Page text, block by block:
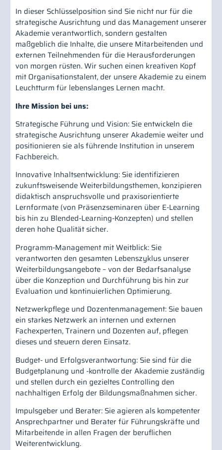
In dieser Schlüsselposition sind Sie nicht nur für die
strategische Ausrichtung und das Management unserer
Akademie verantwortlich, sondern gestalten
maßgeblich die Inhalte, die unsere Mitarbeitenden und
externen Teilnehmenden für die Herausforderungen
von morgen rüsten. Wir suchen einen kreativen Kopf
mit Organisationstalent, der unsere Akademie zu einem
Leuchtturm für lebenslanges Lernen macht.
Ihre Mission bei uns:
Strategische Führung und Vision: Sie entwickeln die
strategische Ausrichtung unserer Akademie weiter und
positionieren sie als führende Institution in unserem
Fachbereich.
Innovative Inhaltsentwicklung: Sie identifizieren
zukunftsweisende Weiterbildungsthemen, konzipieren
didaktisch anspruchsvolle und praxisorientierte
Lernformate (von Präsenzseminaren über E-Learning
bis hin zu Blended-Learning-Konzepten) und stellen
deren hohe Qualität sicher.
Programm-Management mit Weitblick: Sie
verantworten den gesamten Lebenszyklus unserer
Weiterbildungsangebote – von der Bedarfsanalyse
über die Konzeption und Durchführung bis hin zur
Evaluation und kontinuierlichen Optimierung.
Netzwerkpflege und Dozentenmanagement: Sie bauen
ein starkes Netzwerk an internen und externen
Fachexperten, Trainern und Dozenten auf, pflegen
dieses und steuern deren Einsatz.
Budget- und Erfolgsverantwortung: Sie sind für die
Budgetplanung und -kontrolle der Akademie zuständig
und stellen durch ein gezieltes Controlling den
nachhaltigen Erfolg der Bildungsmaßnahmen sicher.
Impulsgeber und Berater: Sie agieren als kompetenter
Ansprechpartner und Berater für Führungskräfte und
Mitarbeitende in allen Fragen der beruflichen
Weiterentwicklung.